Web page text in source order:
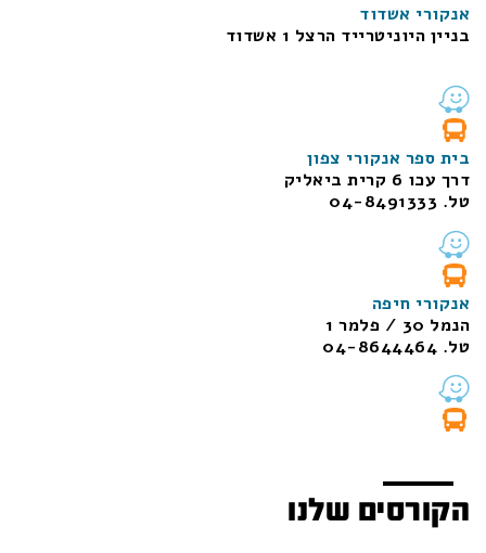
אנקורי אשדוד
בניין היוניטרייד הרצל 1 אשדוד
בית ספר אנקורי צפון
דרך עכו 6 קרית ביאליק
טל. 04-8491333
אנקורי חיפה
הנמל 30 / פלמר 1
טל. 04-8644464
הקורסים שלנו